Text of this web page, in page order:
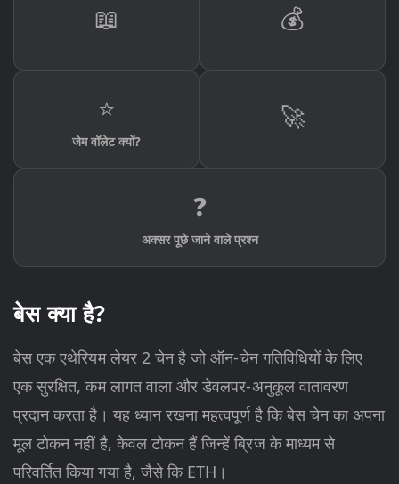
📖 💰
⭐
जेम वॉलेट क्यों?
🚀
❓
अक्सर पूछे जाने वाले प्रश्न
बेस क्या है?
बेस एक एथेरियम लेयर 2 चेन है जो ऑन-चेन गतिविधियों के लिए
एक सुरक्षित, कम लागत वाला और डेवलपर-अनुकूल वातावरण
प्रदान करता है। यह ध्यान रखना महत्वपूर्ण है कि बेस चेन का अपना
मूल टोकन नहीं है, केवल टोकन हैं जिन्हें ब्रिज के माध्यम से
परिवर्तित किया गया है, जैसे कि ETH।